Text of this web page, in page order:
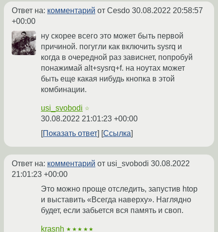
Ответ на: комментарий от Cesdo 30.08.2022 20:58:57
+00:00
ну скорее всего это может быть первой
причиной. погугли как включить sysrq и
когда в очередной раз зависнет, попробуй
понажимай alt+sysrq+f. на ноутах может
быть еще какая нибудь кнопка в этой
комбинации.
usi_svobodi ☆
30.08.2022 21:01:23 +00:00
Показать ответ
Ссылка
Ответ на: комментарий от usi_svobodi 30.08.2022
21:01:23 +00:00
Это можно проще отследить, запустив htop
и выставить «Всегда наверху». Наглядно
будет, если забьется вся память и своп.
krasnh ★★★★★